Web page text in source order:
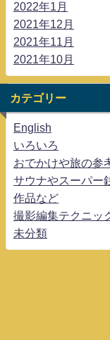
2022年1月
2021年12月
2021年11月
2021年10月
カテゴリー
English
いろいろ
おでかけや旅の参
サウナやスーパー
作品など
撮影編集テクニッ
未分類